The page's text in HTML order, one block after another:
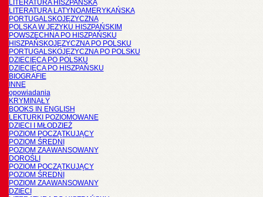
LITERATURA HISZPANSKA
LITERATURA LATYNOAMERYKAŃSKA
PORTUGALSKOJĘZYCZNA
POLSKA W JĘZYKU HISZPAŃSKIM
POWSZECHNA PO HISZPAŃSKU
HISZPAŃSKOJĘZYCZNA PO POLSKU
PORTUGALSKOJĘZYCZNA PO POLSKU
DZIECIĘCA PO POLSKU
DZIECIĘCA PO HISZPAŃSKU
BIOGRAFIE
INNE
opowiadania
KRYMINAŁY
BOOKS IN ENGLISH
LEKTURKI POZIOMOWANE
DZIECI I MŁODZIEŻ
POZIOM POCZĄTKUJĄCY
POZIOM ŚREDNI
POZIOM ZAAWANSOWANY
DOROŚLI
POZIOM POCZĄTKUJĄCY
POZIOM ŚREDNI
POZIOM ZAAWANSOWANY
DZIECI